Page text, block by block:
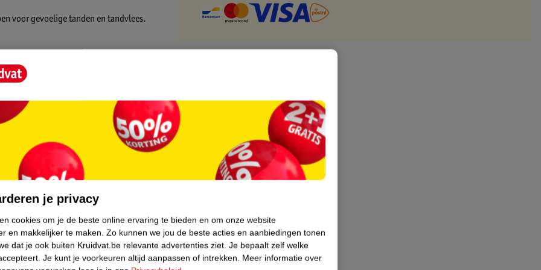
voor gevoelige tanden en tandvlees.
zorgen voor een effectieve
tussen je tanden door gestuwd, en
fris en schoon aan, en bovendien
kleuren zodat je weet dat je
erg handig en gingen daardoor beter hun
je privacy
cookies om je de beste online ervaring te bieden en om onze website
en makkelijker te maken. Zo kunnen we jou de beste acties en aanbiedingen tonen
dat je ook buiten Kruidvat.be relevante advertenties ziet. Je bepaalt zelf welke
Je kunt je voorkeuren altijd aanpassen of intrekken. Meer informatie over